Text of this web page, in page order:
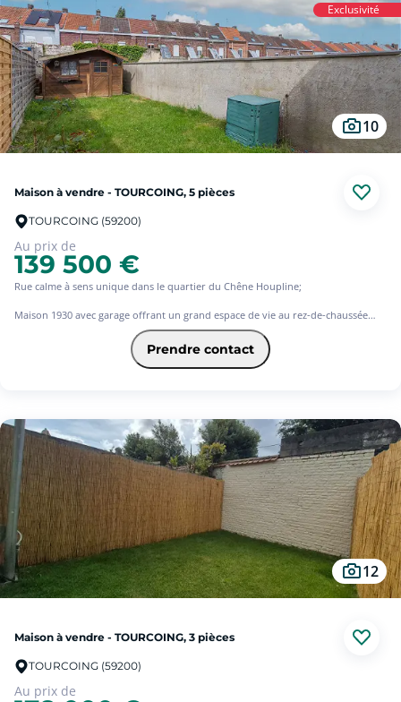
Exclusivité
10
Maison à vendre - TOURCOING, 5 pièces
TOURCOING (59200)
Au prix de
139 500 €
Rue calme à sens unique dans le quartier du Chêne Houpline;
Maison 1930 avec garage offrant un grand espace de vie au rez-de-chaussée
composé d'un séjour , d'une salle de bains et d'une grande cuisine.
Cette maison a l'avantage d'avoir un beau jardin.
Une visite s'impose.
Les informations sur les risques auxquels ce bien est exposé sont disponibles
sur le site Géorisques : www. georisques.gouv.fr
Prendre contact
12
Maison à vendre - TOURCOING, 3 pièces
TOURCOING (59200)
Au prix de